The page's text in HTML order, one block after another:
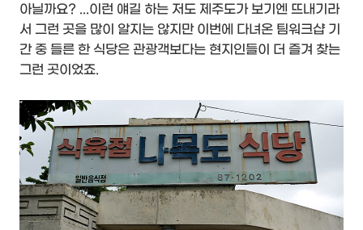
아닐까요? ...이런 얘길 하는 저도 제주도가 보기엔 뜨내기라
서 그런 곳을 많이 알지는 않지만 이번에 다녀온 팀워크샵 기
간 중 들른 한 식당은 관광객보다는 현지인들이 더 즐겨 찾는
그런 곳이었죠.